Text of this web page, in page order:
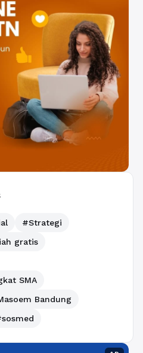
#Strategi
gratis
SMA
Bandung